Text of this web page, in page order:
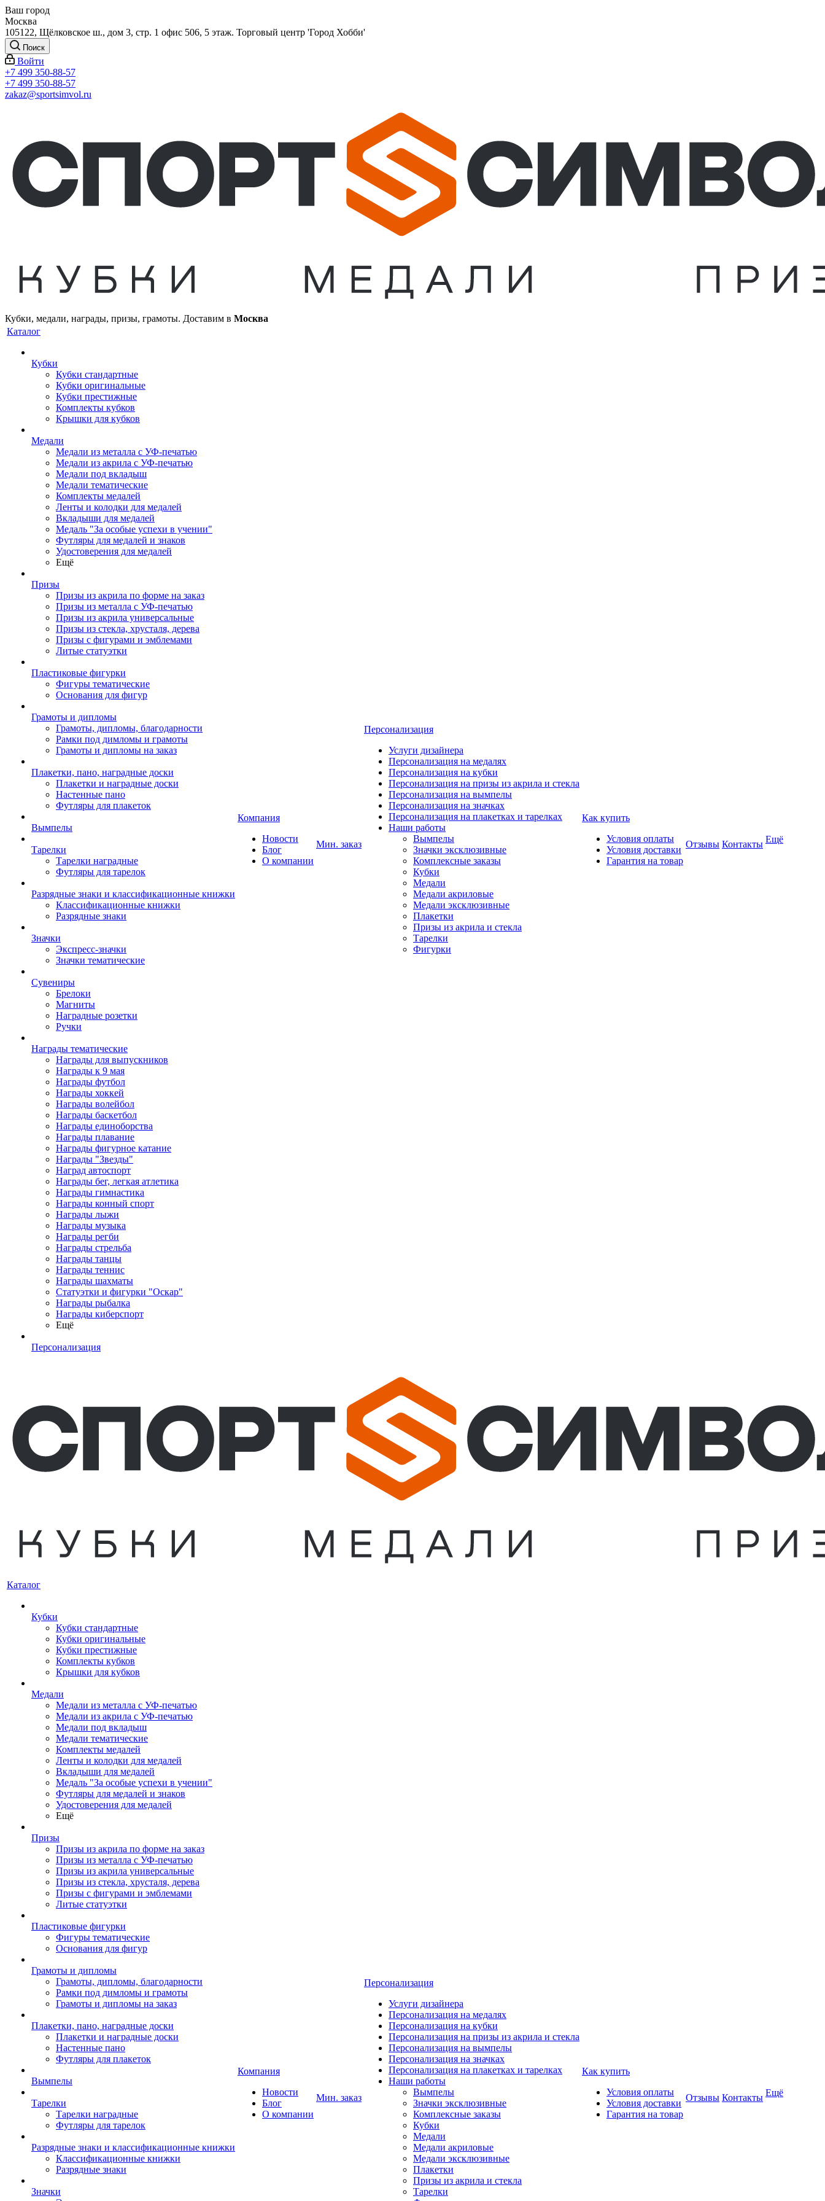
Ваш город
Москва
105122, Щёлковское ш., дом 3, стр. 1 офис 506, 5 этаж. Торговый центр 'Город Хобби'
Поиск
Войти
+7 499 350-88-57
+7 499 350-88-57
zakaz@sportsimvol.ru
Кубки, медали, награды, призы, грамоты. Доставим в Москва
Каталог
Кубки
Кубки стандартные
Кубки оригинальные
Кубки престижные
Комплекты кубков
Крышки для кубков
Медали
Медали из металла с УФ-печатью
Медали из акрила с УФ-печатью
Медали под вкладыш
Медали тематические
Комплекты медалей
Ленты и колодки для медалей
Вкладыши для медалей
Медаль "За особые успехи в учении"
Футляры для медалей и знаков
Удостоверения для медалей
Ещё
Призы
Призы из акрила по форме на заказ
Призы из металла с УФ-печатью
Призы из акрила универсальные
Призы из стекла, хрусталя, дерева
Призы с фигурами и эмблемами
Литые статуэтки
Пластиковые фигурки
Фигуры тематические
Основания для фигур
Грамоты и дипломы
Грамоты, дипломы, благодарности
Рамки под димломы и грамоты
Грамоты и дипломы на заказ
Плакетки, пано, наградные доски
Плакетки и наградные доски
Настенные пано
Футляры для плакеток
Вымпелы
Тарелки
Тарелки наградные
Футляры для тарелок
Разрядные знаки и классификационные книжки
Классификационные книжки
Разрядные знаки
Значки
Экспресс-значки
Значки тематические
Сувениры
Брелоки
Магниты
Наградные розетки
Ручки
Награды тематические
Награды для выпускников
Награды к 9 мая
Награды футбол
Награды хоккей
Награды волейбол
Награды баскетбол
Награды единоборства
Награды плавание
Награды фигурное катание
Награды "Звезды"
Наград автоспорт
Награды бег, легкая атлетика
Награды гимнастика
Награды конный спорт
Награды лыжи
Награды музыка
Награды регби
Награды стрельба
Награды танцы
Награды теннис
Награды шахматы
Статуэтки и фигурки "Оскар"
Награды рыбалка
Награды киберспорт
Ещё
Персонализация
Компания
Новости
Блог
О компании
Мин. заказ
Персонализация
Услуги дизайнера
Персонализация на медалях
Персонализация на кубки
Персонализация на призы из акрила и стекла
Персонализация на вымпелы
Персонализация на значках
Персонализация на плакетках и тарелках
Наши работы
Вымпелы
Значки эксклюзивные
Комплексные заказы
Кубки
Медали
Медали акриловые
Медали эксклюзивные
Плакетки
Призы из акрила и стекла
Тарелки
Фигурки
Как купить
Условия оплаты
Условия доставки
Гарантия на товар
Отзывы Контакты Ещё
Каталог
Кубки
Кубки стандартные
Кубки оригинальные
Кубки престижные
Комплекты кубков
Крышки для кубков
Медали
Медали из металла с УФ-печатью
Медали из акрила с УФ-печатью
Медали под вкладыш
Медали тематические
Комплекты медалей
Ленты и колодки для медалей
Вкладыши для медалей
Медаль "За особые успехи в учении"
Футляры для медалей и знаков
Удостоверения для медалей
Ещё
Призы
Призы из акрила по форме на заказ
Призы из металла с УФ-печатью
Призы из акрила универсальные
Призы из стекла, хрусталя, дерева
Призы с фигурами и эмблемами
Литые статуэтки
Пластиковые фигурки
Фигуры тематические
Основания для фигур
Грамоты и дипломы
Грамоты, дипломы, благодарности
Рамки под димломы и грамоты
Грамоты и дипломы на заказ
Плакетки, пано, наградные доски
Плакетки и наградные доски
Настенные пано
Футляры для плакеток
Вымпелы
Тарелки
Тарелки наградные
Футляры для тарелок
Разрядные знаки и классификационные книжки
Классификационные книжки
Разрядные знаки
Значки
Компания
Новости
Блог
О компании
Мин. заказ
Персонализация
Услуги дизайнера
Персонализация на медалях
Персонализация на кубки
Персонализация на призы из акрила и стекла
Персонализация на вымпелы
Персонализация на значках
Персонализация на плакетках и тарелках
Наши работы
Вымпелы
Значки эксклюзивные
Комплексные заказы
Кубки
Медали
Медали акриловые
Медали эксклюзивные
Плакетки
Призы из акрила и стекла
Тарелки
Как купить
Условия оплаты
Условия доставки
Гарантия на товар
Отзывы Контакты Ещё